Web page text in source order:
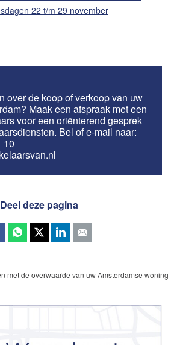
22 t/m 29 november
over de koop of verkoop van uw
Maak een afspraak met een
voor een oriënterend gesprek
Bel of e-mail naar:
10
Deel deze pagina
met de overwaarde van uw Amsterdamse woning